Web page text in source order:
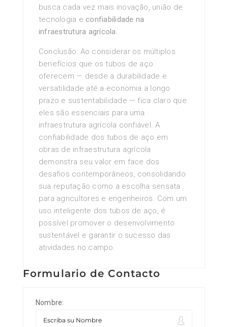
busca cada vez mais inovação, união de
tecnologia e confiabilidade na
infraestrutura agrícola.
Conclusão: Ao considerar os múltiplos
benefícios que os tubos de aço
oferecem — desde a durabilidade e
versatilidade até a economia a longo
prazo e sustentabilidade — fica claro que
eles são essenciais para uma
infraestrutura agrícola confiável. A
confiabilidade dos tubos de aço em
obras de infraestrutura agrícola
demonstra seu valor em face dos
desafios contemporâneos, consolidando
sua reputação como a escolha sensata
para agricultores e engenheiros. Com um
uso inteligente dos tubos de aço, é
possível promover o desenvolvimento
sustentável e garantir o sucesso das
atividades no campo.
Formulario de Contacto
Nombre: